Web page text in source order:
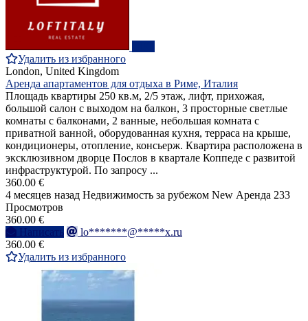
Удалить из избранного
London, United Kingdom
Аренда апартаментов для отдыха в Риме, Италия
Площадь квартиры 250 кв.м, 2/5 этаж, лифт, прихожая,
большой салон с выходом на балкон, 3 просторные светлые
комнаты с балконами, 2 ванные, небольшая комната с
приватной ванной, оборудованная кухня, терраса на крыше,
кондиционеры, отопление, консьерж. Квартира расположена в
эксклюзивном дворце Послов в квартале Коппеде с развитой
инфраструктурой. По запросу ...
360.00 €
4 месяцев назад Недвижимость за рубежом New Аренда 233
Просмотров
360.00 €
Написать
lo*******@*****x.ru
360.00 €
Удалить из избранного